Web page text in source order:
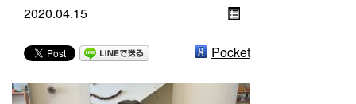
2020.04.15
Pocket